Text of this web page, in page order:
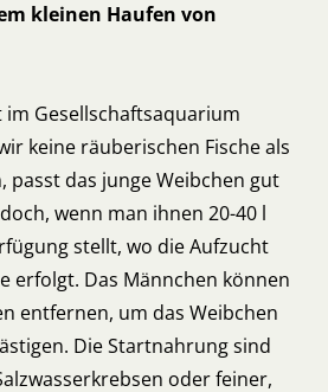
kleinen Haufen von
im Gesellschaftsaquarium
keine räuberischen Fische als
passt das junge Weibchen gut
wenn man ihnen 20-40 l
stellt, wo die Aufzucht
erfolgt. Das Männchen können
entfernen, um das Weibchen
Die Startnahrung sind
oder feiner,